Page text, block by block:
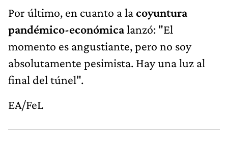
Por último, en cuanto a lacoyuntura
pandémico-económicalanzó: "El
momento es angustiante, pero no soy
absolutamente pesimista. Hay una luz al
final del túnel".
EA/FeL